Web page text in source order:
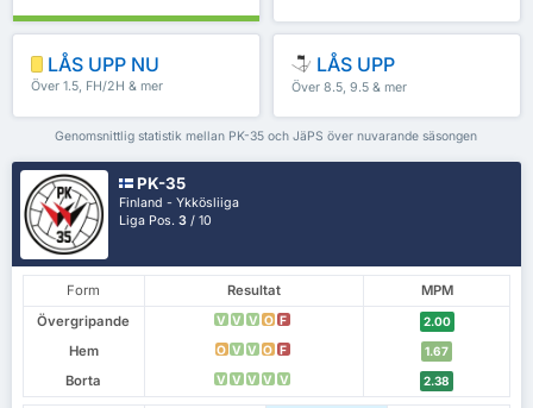
LÅS UPP NU
Över 1.5, FH/2H & mer
LÅS UPP
Över 8.5, 9.5 & mer
Genomsnittlig statistik mellan PK-35 och JäPS över nuvarande säsongen
PK-35
Finland - Ykkösliiga
Liga Pos.3 / 10
Form Resultat
MPM
Övergripande
V V V O F 2.00
Hem O V V O F 1.67
Borta V V V V V 2.38